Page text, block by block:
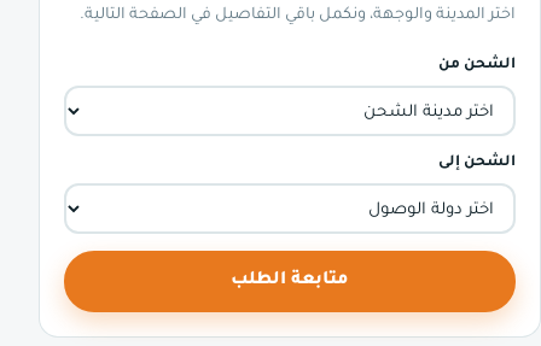
اختر المدينة والوجهة، ونكمل باقي التفاصيل في الصفحة التالية.
الشحن من
الشحن إلى
متابعة الطلب